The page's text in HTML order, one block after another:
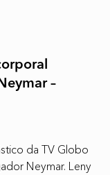
–
da TV Globo
Neymar. Leny